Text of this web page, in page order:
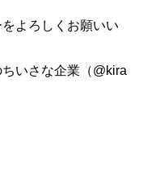
よろしくお願いい
いさな企業（@kira